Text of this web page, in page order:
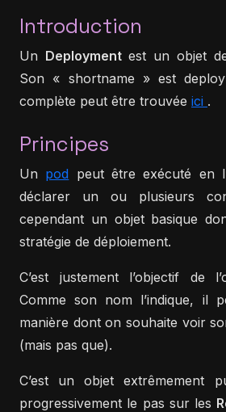
Introduction
Un Deploymentest un objet de
Son « shortname » est
complète peut être trouvée ici .
Principes
Un pod peut être exécuté en
déclarer un ou plusieurs
cependant un objet basique
stratégie de déploiement.
C’est justement l’objectif de
Comme son nom l’indique, il
manière dont on souhaite voir
(mais pas que).
C’est un objet extrêmement
progressivement le pas sur les